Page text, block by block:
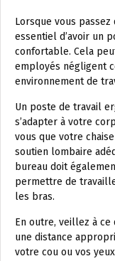
Lorsque vous
essentiel d’avoir un
confortable. Cela
employés négligent
environnement de
Un poste de travail
s’adapter à votre
vous que votre
soutien lombaire
bureau doit
permettre de
les bras.
En outre, veillez à ce
une distance
votre cou ou vos